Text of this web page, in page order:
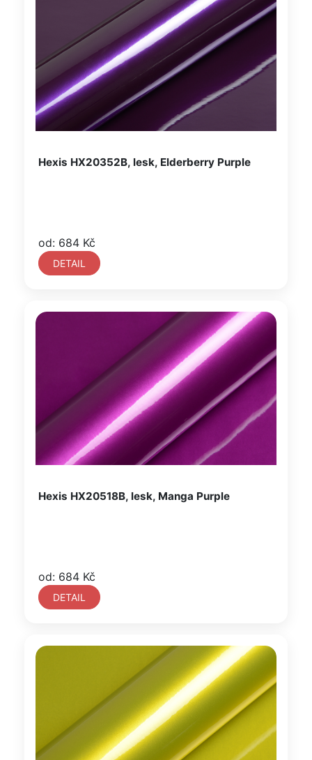
Hexis HX20352B, lesk, Elderberry Purple
od: 684 Kč
DETAIL
Hexis HX20518B, lesk, Manga Purple
od: 684 Kč
DETAIL